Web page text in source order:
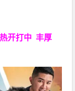
开打中 丰厚